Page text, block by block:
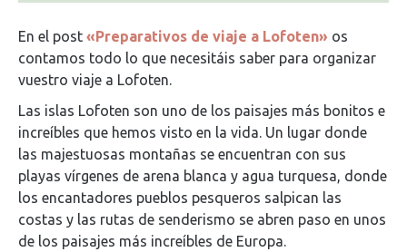
En el post «Preparativos de viaje a Lofoten» os
contamos todo lo que necesitáis saber para organizar
vuestro viaje a Lofoten.
Las islas Lofoten son uno de los paisajes más bonitos e
increíbles que hemos visto en la vida. Un lugar donde
las majestuosas montañas se encuentran con sus
playas vírgenes de arena blanca y agua turquesa, donde
los encantadores pueblos pesqueros salpican las
costas y las rutas de senderismo se abren paso en unos
de los paisajes más increíbles de Europa.